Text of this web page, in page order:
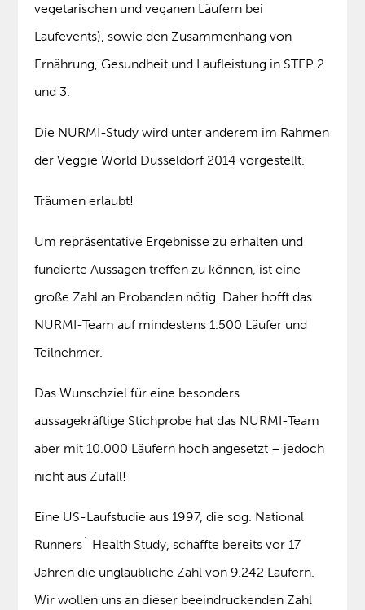
vegetarischen und veganen Läufern bei
Laufevents), sowie den Zusammenhang von
Ernährung, Gesundheit und Laufleistung in STEP 2
und 3.
Die NURMI-Study wird unter anderem im Rahmen
der Veggie World Düsseldorf 2014 vorgestellt.
Träumen erlaubt!
Um repräsentative Ergebnisse zu erhalten und
fundierte Aussagen treffen zu können, ist eine
große Zahl an Probanden nötig. Daher hofft das
NURMI-Team auf mindestens 1.500 Läufer und
Teilnehmer.
Das Wunschziel für eine besonders
aussagekräftige Stichprobe hat das NURMI-Team
aber mit 10.000 Läufern hoch angesetzt – jedoch
nicht aus Zufall!
Eine US-Laufstudie aus 1997, die sog. National
Runners` Health Study, schaffte bereits vor 17
Jahren die unglaubliche Zahl von 9.242 Läufern.
Wir wollen uns an dieser beeindruckenden Zahl